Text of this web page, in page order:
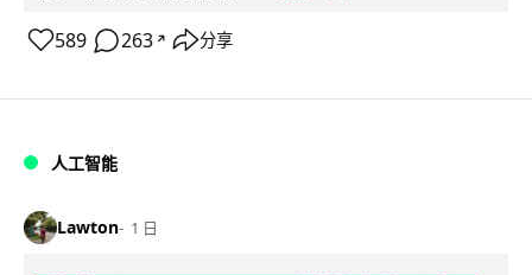
589 263 ↗ 分享
人工智能
Lawton 1 日